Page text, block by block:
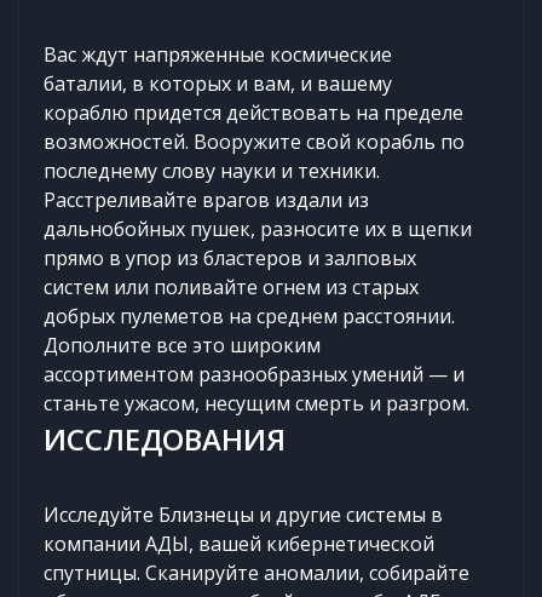
Вас ждут напряженные космические
баталии, в которых и вам, и вашему
кораблю придется действовать на пределе
возможностей. Вооружите свой корабль по
последнему слову науки и техники.
Расстреливайте врагов издали из
дальнобойных пушек, разносите их в щепки
прямо в упор из бластеров и залповых
систем или поливайте огнем из старых
добрых пулеметов на среднем расстоянии.
Дополните все это широким
ассортиментом разнообразных умений — и
станьте ужасом, несущим смерть и разгром.
ИССЛЕДОВАНИЯ
Исследуйте Близнецы и другие системы в
компании АДЫ, вашей кибернетической
спутницы. Сканируйте аномалии, собирайте